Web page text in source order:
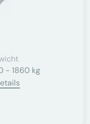
- 1860 kg